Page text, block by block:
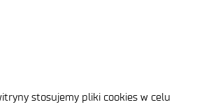
stosujemy pliki cookies w celu